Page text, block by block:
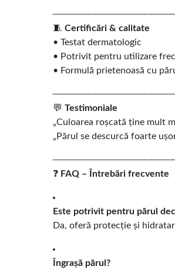
🧵 Certificări & calitate
• Testat dermatologic
• Potrivit pentru utilizare
• Formulă prietenoasă cu
💬 Testimoniale
„Culoarea roșcată ține mult
„Părul se descurcă foarte
❓ FAQ – Întrebări frecvente
Este potrivit pentru părul
Da, oferă protecție și
Îngrașă părul?